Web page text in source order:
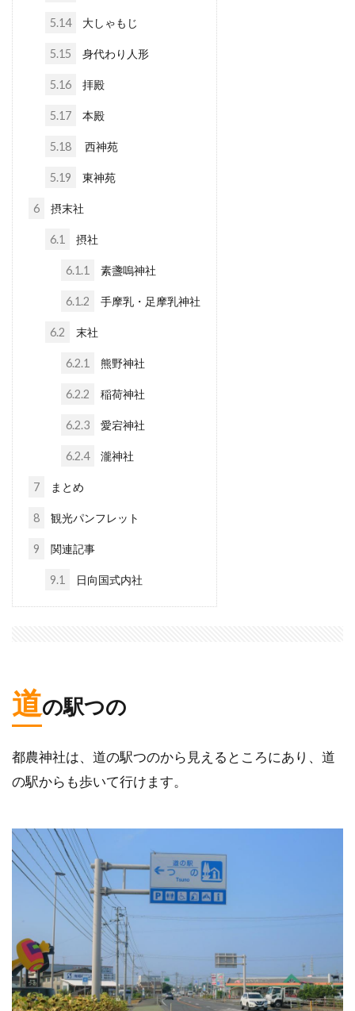
5.14 大しゃもじ
5.15 身代わり人形
5.16 拝殿
5.17 本殿
5.18 西神苑
5.19 東神苑
6 摂末社
6.1 摂社
6.1.1 素盞嗚神社
6.1.2 手摩乳・足摩乳神社
6.2 末社
6.2.1 熊野神社
6.2.2 稲荷神社
6.2.3 愛宕神社
6.2.4 瀧神社
7 まとめ
8 観光パンフレット
9 関連記事
9.1 日向国式内社
道の駅つの
都農神社は、道の駅つのから見えるところにあり、道
の駅からも歩いて行けます。